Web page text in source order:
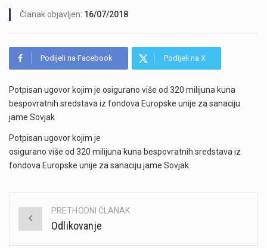
Članak objavljen: 16/07/2018
Podijeli na Facebook Podijeli na X
Potpisan ugovor kojim je osigurano više od 320 milijuna kuna
bespovratnih sredstava iz fondova Europske unije za sanaciju
jame Sovjak
Potpisan ugovor kojim je
osigurano više od 320 milijuna kuna bespovratnih sredstava iz
fondova Europske unije za sanaciju jame Sovjak
Post
PRETHODNI ČLANAK
Odlikovanje